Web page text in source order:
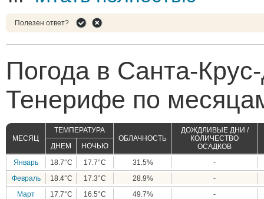
Полезен ответ?
Погода в Санта-
Тенерифе по
МЕСЯЦ
ТЕМПЕРАТУРА
ОБЛАЧНОСТЬ
ДОЖДЛИВЫЕ ДНИ /
КОЛИЧЕСТВО
ОСАДКОВ
ДНЕМ
НОЧЬЮ
Январь
18.7°C 17.7°C 31.5%
-
Февраль
18.4°C 17.3°C 28.9%
-
Март
17.7°C 16.5°C 49.7%
-